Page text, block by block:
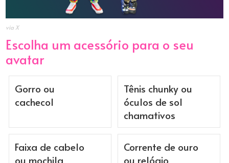
via X
Escolha um acessório para o seu
avatar
Gorro ou
cachecol
Tênis chunky ou
óculos de sol
chamativos
Faixa de cabelo
ou mochila
Corrente de ouro
ou relógio